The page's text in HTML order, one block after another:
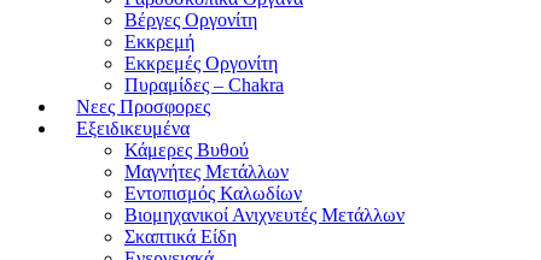
Βέργες Οργονίτη
Εκκρεμή
Εκκρεμές Οργονίτη
Πυραμίδες – Chakra
Νεες Προσφορες
Εξειδικευμένα
Κάμερες Βυθού
Μαγνήτες Μετάλλων
Εντοπισμός Καλωδίων
Βιομηχανικοί Ανιχνευτές Μετάλλων
Σκαπτικά Είδη